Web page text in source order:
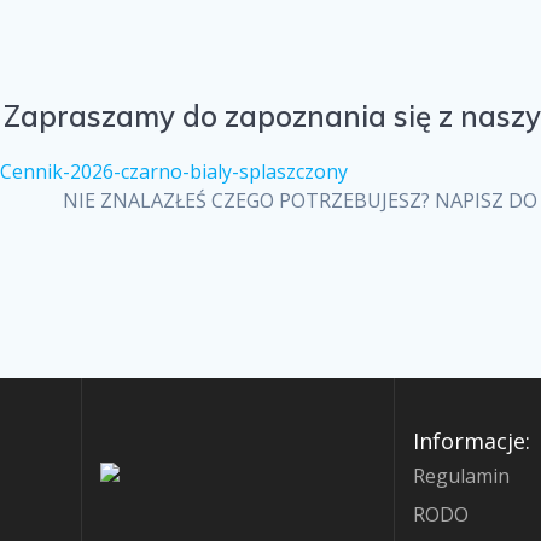
Zapraszamy do zapoznania się z
Cennik-2026-czarno-bialy-splaszczony
NIE ZNALAZŁEŚ CZEGO POTRZEBUJESZ? NAPISZ
Informacje:
Regulamin
RODO